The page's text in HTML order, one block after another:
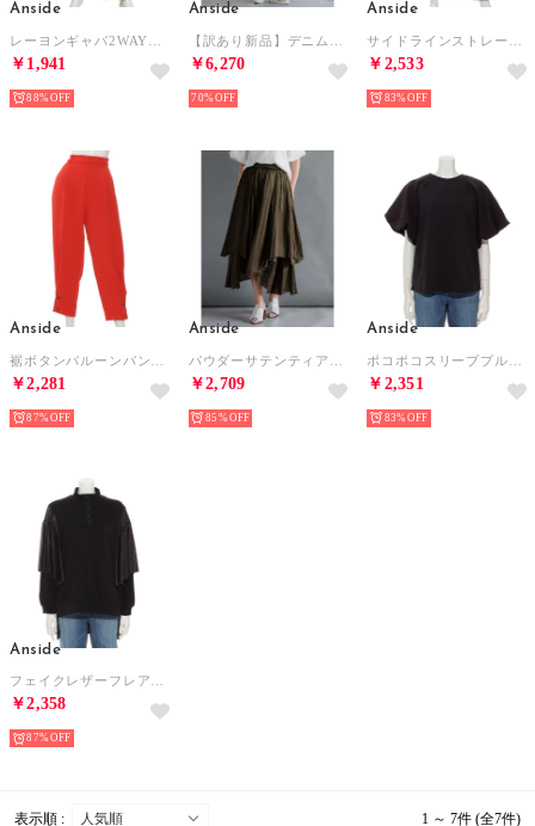
Anside
￥1,941
88%
Anside
￥6,270
70%
Anside
￥2,533
83%
Anside
￥2,281
87%
Anside
￥2,709
85%
Anside
￥2,351
83%
Anside
￥2,358
87%
表示順 : 1 ～ 7件 (全7件)